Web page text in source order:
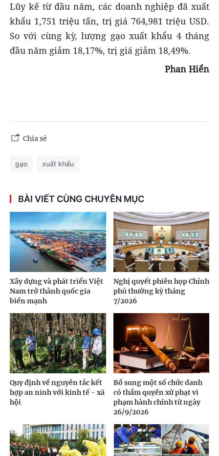
Lũy kế từ đầu năm, các doanh nghiệp đã xuất
khẩu 1,751 triệu tấn, trị giá 764,981 triệu USD.
So với cùng kỳ, lượng gạo xuất khẩu 4 tháng
đầu năm giảm 18,17%, trị giá giảm 18,49%.
Phan Hiển
Chia sẻ
gạo xuất khẩu
BÀI VIẾT CÙNG CHUYÊN MỤC
Xây dựng và phát triển Việt
Nam trở thành quốc gia
biển mạnh
Nghị quyết phiên họp Chính
phủ thường kỳ tháng
7/2026
Quy định về nguyên tắc kết
hợp an ninh với kinh tế - xã
hội
Bổ sung một số chức danh
có thẩm quyền xử phạt vi
phạm hành chính từ ngày
26/9/2026